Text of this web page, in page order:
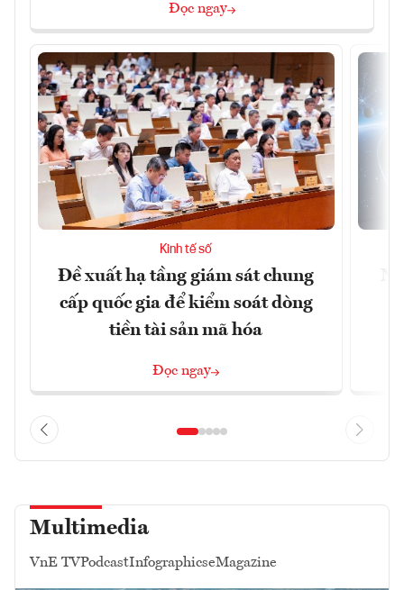
Đọc ngay
Kinh tế số
Đề xuất hạ tầng giám sát chung
cấp quốc gia để kiểm soát dòng
tiền tài sản mã hóa
Đọc ngay
Multimedia
VnE TVPodcastInfographicseMagazine